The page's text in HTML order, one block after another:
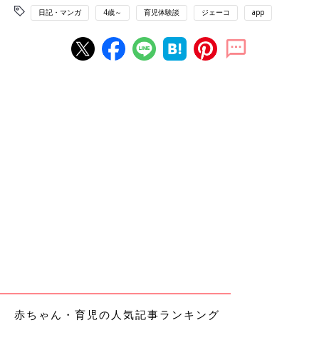
日記・マンガ 4歳～ 育児体験談 ジェーコ app
赤ちゃん・育児の人気記事ランキング